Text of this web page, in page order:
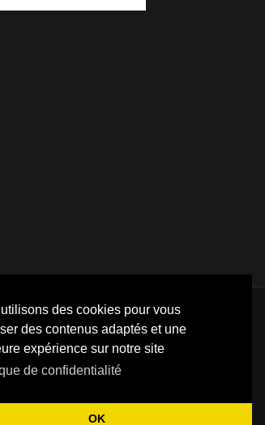
des cookies pour vous
des contenus adaptés et une
expérience sur notre site
de confidentialité
OK
/ TRAILS / YOGA/